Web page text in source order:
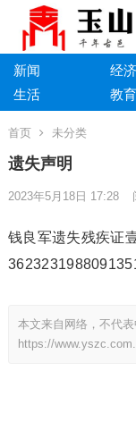
新闻 经济
生活
教育
首页 未分类
遗失声明
2023年5月18日 17:28
钱良军遗失残疾证
本文来自网络，不代
https://